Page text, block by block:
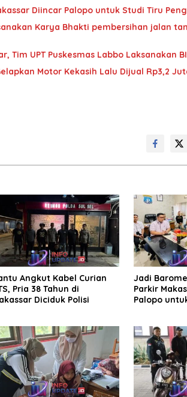
Diincar Palopo untuk Studi Tiru
Karya Bhakti pembersihan jalan
Tim UPT Puskesmas Labbo Laksanakan
Motor Kekasih Lalu Dijual Rp3,2
Angkut Kabel Curian
Pria 38 Tahun di
Diciduk Polisi
Jadi
Parkir
Palopo